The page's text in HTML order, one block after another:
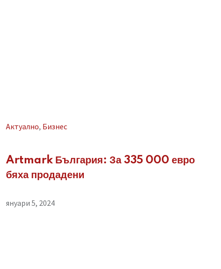
Aктуално, Бизнес
Artmark България: За 335 000 евро
бяха продадени
януари 5, 2024